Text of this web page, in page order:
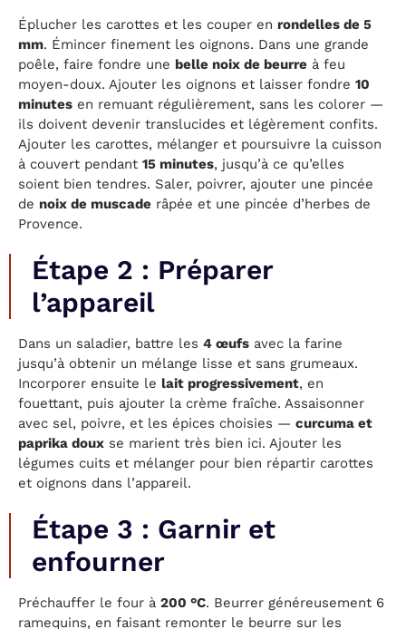
Éplucher les carottes et les couper en rondelles de 5
mm. Émincer finement les oignons. Dans une grande
poêle, faire fondre une belle noix de beurre à feu
moyen-doux. Ajouter les oignons et laisser fondre 10
minutes en remuant régulièrement, sans les colorer —
ils doivent devenir translucides et légèrement confits.
Ajouter les carottes, mélanger et poursuivre la cuisson
à couvert pendant 15 minutes, jusqu’à ce qu’elles
soient bien tendres. Saler, poivrer, ajouter une pincée
de noix de muscade râpée et une pincée d’herbes de
Provence.
Étape 2 : Préparer
l’appareil
Dans un saladier, battre les 4 œufs avec la farine
jusqu’à obtenir un mélange lisse et sans grumeaux.
Incorporer ensuite le lait progressivement, en
fouettant, puis ajouter la crème fraîche. Assaisonner
avec sel, poivre, et les épices choisies — curcuma et
paprika doux se marient très bien ici. Ajouter les
légumes cuits et mélanger pour bien répartir carottes
et oignons dans l’appareil.
Étape 3 : Garnir et
enfourner
Préchauffer le four à 200 °C. Beurrer généreusement 6
ramequins, en faisant remonter le beurre sur les